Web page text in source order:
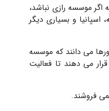
اگر موسسه رازی نباشد،
و بسیاری دیگر
می دانند که موسسه
قرار می دهند تا فعالیت
فروشند.